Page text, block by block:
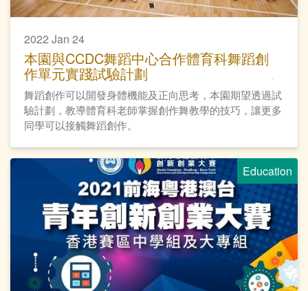
2022 Jan 24
本園與CCDC舞蹈中心合作體育科舞蹈創
作單元實踐試驗計劃
舞蹈創作可以開發身體機能及正向思考，本園期望透過試
驗計劃，教導體育科老師掌握創作舞教學的技巧，讓更多
同學可以接觸舞蹈創作。
Education